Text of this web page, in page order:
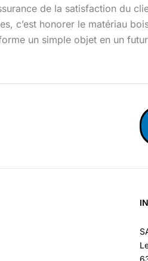
de la satisfaction du
c’est honorer le matériau
un simple objet en un